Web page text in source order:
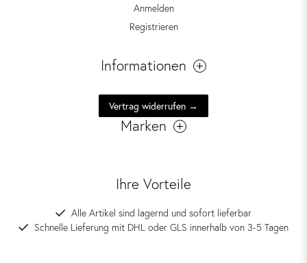
Anmelden
Registrieren
Informationen
Vertrag widerrufen →
Marken
Ihre Vorteile
Alle Artikel sind lagernd und sofort lieferbar
Schnelle Lieferung mit DHL oder GLS innerhalb von 3-5 Tagen